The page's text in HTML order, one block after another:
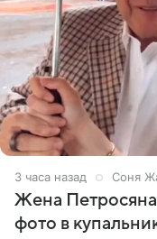
3 часа назад Соня
Жена
фото в